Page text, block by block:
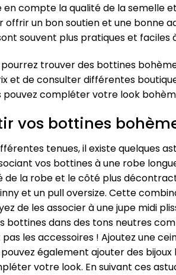
compte la qualité de la semelle
un bon soutien et une bonne
souvent plus pratiques et faciles
pourrez trouver des bottines
et de consulter différentes
compléter votre look
vos bottines
tenues, il existe quelques
vos bottines à une robe
la robe et le côté plus
et un pull oversize. Cette
de les associer à une jupe midi
bottines dans des tons neutres
pas les accessoires ! Ajoutez une
également ajouter des
votre look. En suivant ces